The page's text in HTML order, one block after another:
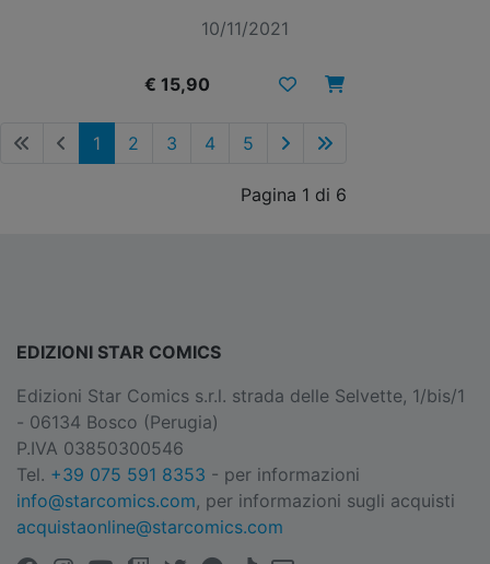
10/11/2021
€ 15,90
1 2 3 4 5
Pagina 1 di 6
EDIZIONI STAR COMICS
Edizioni Star Comics s.r.l. strada delle Selvette, 1/bis/1
- 06134 Bosco (Perugia)
P.IVA 03850300546
Tel. +39 075 591 8353 - per informazioni
info@starcomics.com, per informazioni sugli acquisti
acquistaonline@starcomics.com